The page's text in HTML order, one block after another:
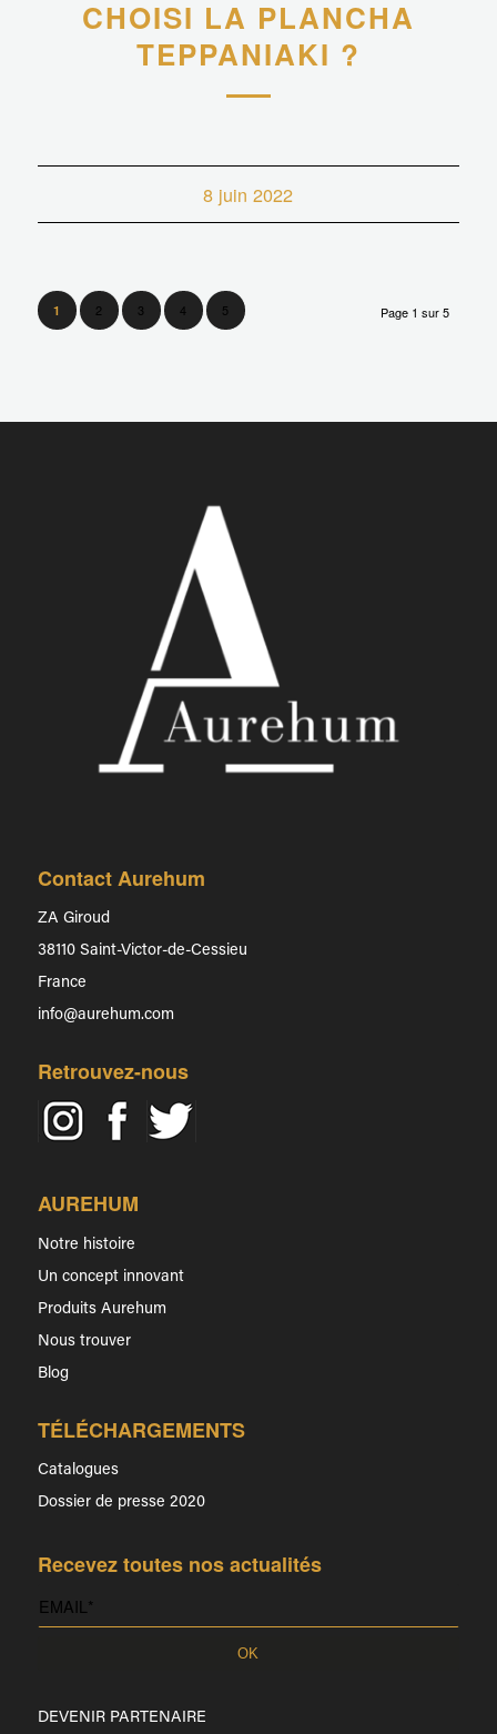
CHOISI LA PLANCHA
TEPPANIAKI ?
8 juin 2022
Page 1 sur 5
1 2 3 4 5
Contact Aurehum
ZA Giroud
38110 Saint-Victor-de-Cessieu
France
info@aurehum.com
Retrouvez-nous
AUREHUM
Notre histoire
Un concept innovant
Produits Aurehum
Nous trouver
Blog
TÉLÉCHARGEMENTS
Catalogues
Dossier de presse 2020
Recevez toutes nos actualités
DEVENIR PARTENAIRE